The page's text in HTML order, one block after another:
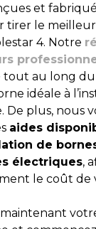
et
tirer le
4. Notre
tout au long du
idéale à
De plus, nous
aides
de
électriques,
le coût de